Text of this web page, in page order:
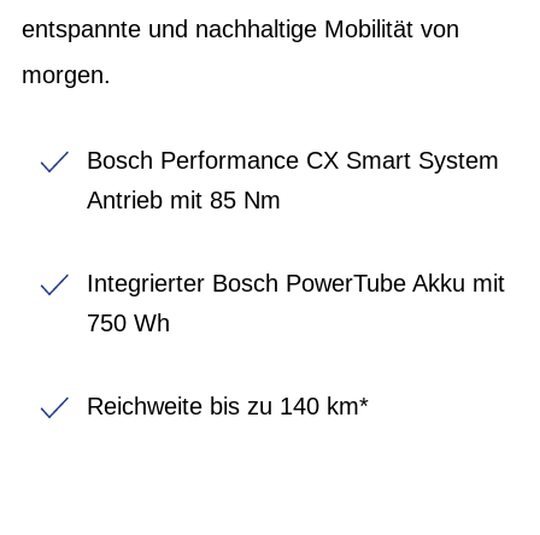
entspannte und nachhaltige Mobilität von
morgen.
Bosch Performance CX Smart System
Antrieb mit 85 Nm
Integrierter Bosch PowerTube Akku mit
750 Wh
Reichweite bis zu 140 km*